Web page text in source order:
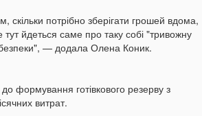
потрібно зберігати грошей вдома,
йдеться саме про таку собі "тривожну
— додала Олена Коник.
формування готівкового резерву з
витрат.